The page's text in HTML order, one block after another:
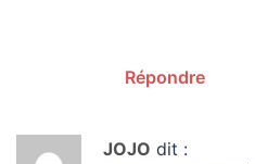
Répondre
JOJO dit :